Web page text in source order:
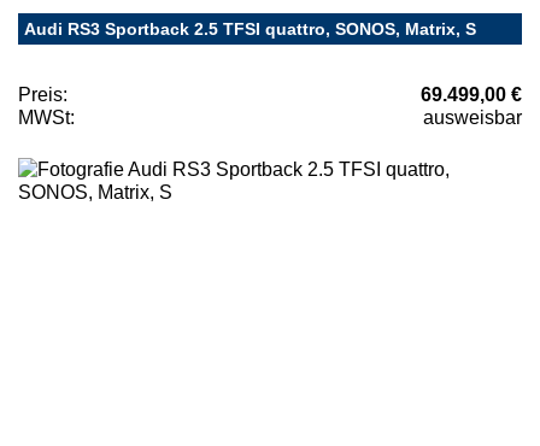
Audi RS3 Sportback 2.5 TFSI quattro, SONOS, Matrix, S
Preis:
69.499,00 €
MWSt:
ausweisbar